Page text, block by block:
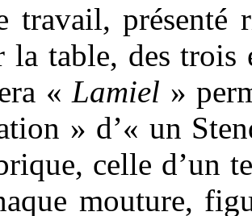
travail, présenté
la table, des trois
« Lamiel »
» d’« un
celle d’un
mouture,